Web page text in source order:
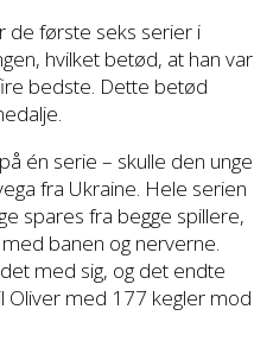
de første seks serier i
hvilket betød, at han var
bedste. Dette betød
én serie – skulle den unge
fra Ukraine. Hele serien
spares fra begge spillere,
banen og nerverne.
med sig, og det endte
Oliver med 177 kegler mod